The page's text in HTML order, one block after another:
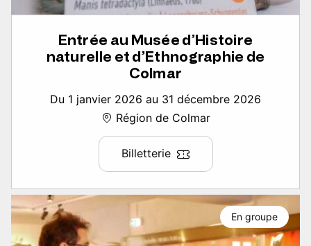
Entrée au Musée d’Histoire
naturelle et d’Ethnographie de
Colmar
Du 1 janvier 2026 au 31 décembre 2026
Région de Colmar
Billetterie
En groupe